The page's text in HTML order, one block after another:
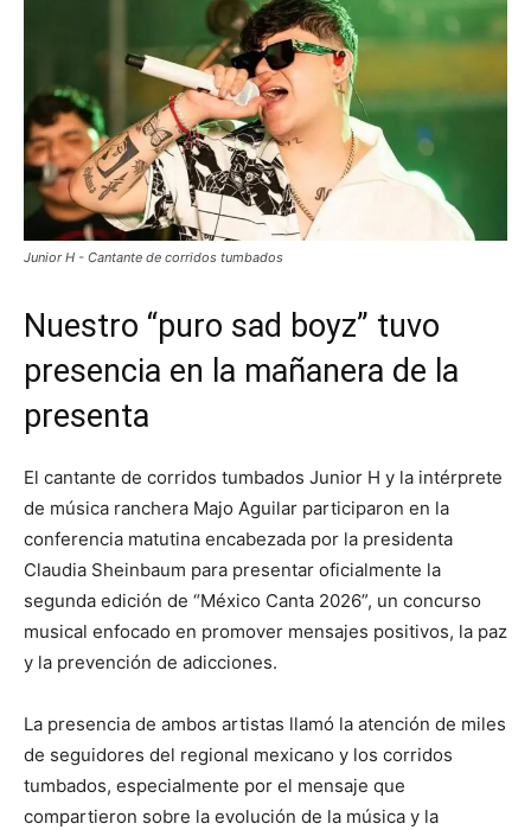
Junior H - Cantante de corridos tumbados
Nuestro “puro sad boyz” tuvo
presencia en la mañanera de la
presenta
El cantante de corridos tumbados Junior H y la intérprete
de música ranchera Majo Aguilar participaron en la
conferencia matutina encabezada por la presidenta
Claudia Sheinbaum para presentar oficialmente la
segunda edición de “México Canta 2026”, un concurso
musical enfocado en promover mensajes positivos, la paz
y la prevención de adicciones.
La presencia de ambos artistas llamó la atención de miles
de seguidores del regional mexicano y los corridos
tumbados, especialmente por el mensaje que
compartieron sobre la evolución de la música y la